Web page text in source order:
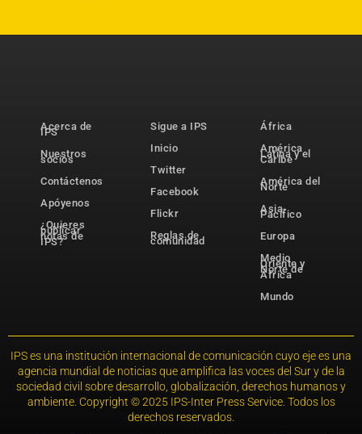
Acerca de
IPS
Nuestros
socios
Contáctenos
Apóyenos
¿Quieres
publicar
notas de
IPS?
Sigue a IPS
Inicio
Twitter
Facebook
Flickr
Reglas de
comunidad
África
América
Latina y el
Caribe
América del
Norte
Asia-
Pacífico
Europa
Medio
Oriente y
Norte de
África
Mundo
IPS es una institución internacional de comunicación cuyo eje es una
agencia mundial de noticias que amplifica las voces del Sur y de la
sociedad civil sobre desarrollo, globalización, derechos humanos y
ambiente. Copyright © 2025 IPS-Inter Press Service. Todos los
derechos reservados.